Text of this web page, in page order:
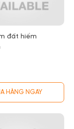
đất hiếm
HÀNG NGAY